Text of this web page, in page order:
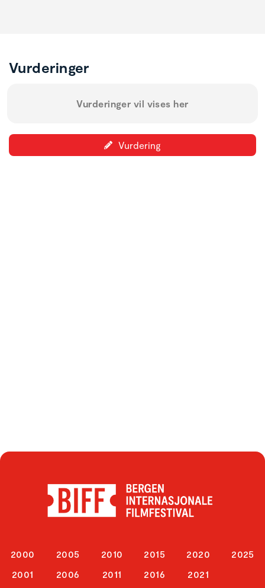
Vurderinger
Vurderinger vil vises her
Vurdering
2000
2001
2005
2006
2010
2011
2015
2016
2020
2021
2025